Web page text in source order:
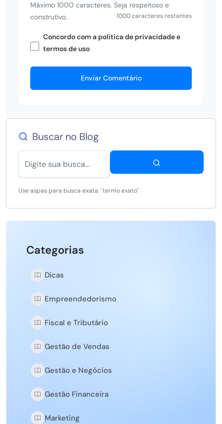
Máximo 1000 caracteres. Seja respeitoso e
construtivo.
1000 caracteres restantes
Concordo com a política de privacidade e
termos de uso
Enviar Comentário
Buscar no Blog
Use aspas para busca exata: "termo exato"
Categorias
Dicas
Empreendedorismo
Fiscal e Tributário
Gestão de Vendas
Gestão e Negócios
Gestão Financeira
Marketing